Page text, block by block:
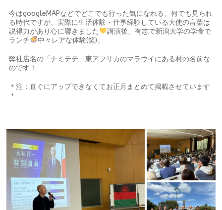
今はgoogleMAPなどでどこでも行った気になれる、何でも見られ
る時代ですが、実際に生活体験・仕事経験している大使の言葉は
説得力があり心に響きました
講演後、有志で新潟大学の学食で
ランチ
中々レアな体験(笑)。
弊社店名の「ナミテテ」東アフリカのマラウイにある村の名前な
のです！
＊注：直ぐにアップできなくてお正月まとめて掲載させています
＊